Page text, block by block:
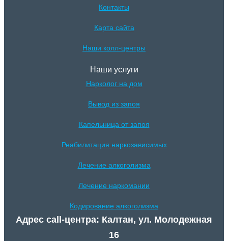
Контакты
Карта сайта
Наши колл-центры
Наши услуги
Нарколог на дом
Вывод из запоя
Капельница от запоя
Реабилитация наркозависимых
Лечение алкоголизма
Лечение наркомании
Кодирование алкоголизма
Адрес call-центра: Калтан, ул. Молодежная
16